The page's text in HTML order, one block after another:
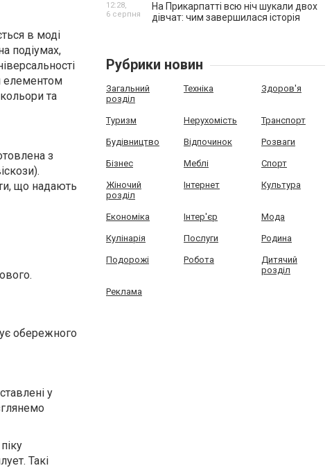
в моді
подіумах,
елементом
та
з
що надають
обережного
у
Такі
На Прикарпатті всю ніч шукали двох
дівчат: чим завершилася історія
12:28,
6 серпня
Рубрики новин
Загальний
розділ
Техніка Здоров'я
Туризм Нерухомість Транспорт
Будівництво Відпочинок Розваги
Бізнес Меблі Спорт
Жіночий
розділ
Інтернет Культура
Економіка Інтер'єр Мода
Кулінарія Послуги Родина
Подорожі Робота
Дитячий
розділ
Реклама